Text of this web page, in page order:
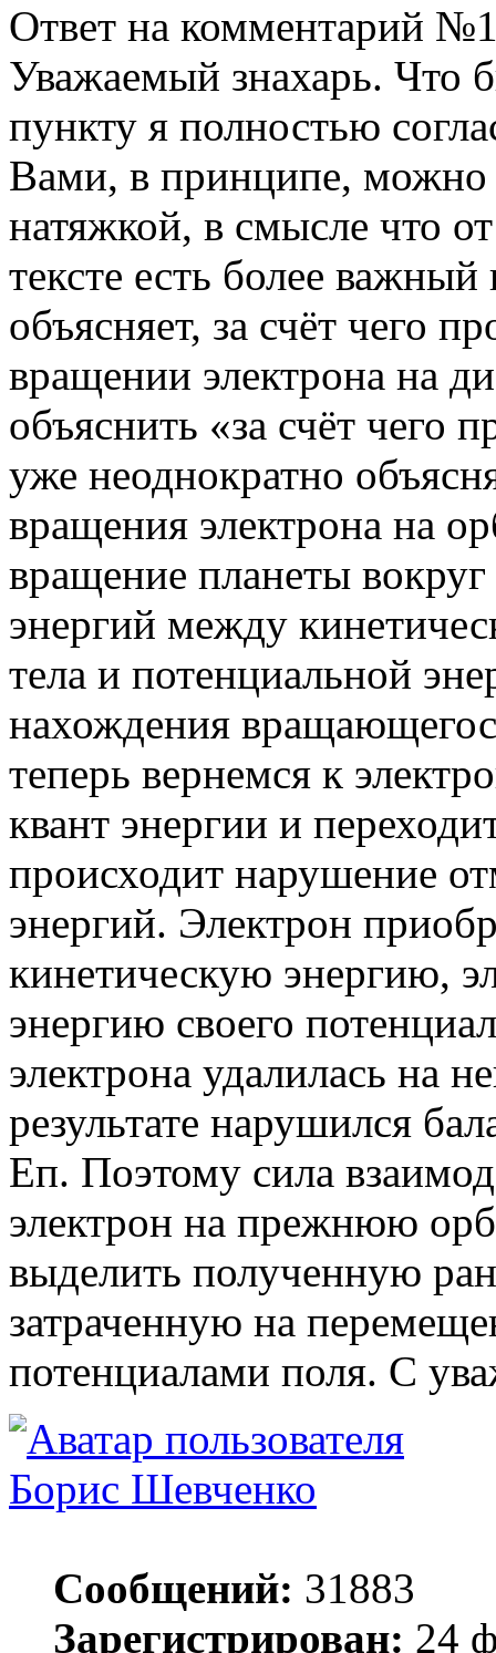
Ответ на комментарий
Уважаемый знахарь. Что
пункту я полностью
Вами, в принципе, можно
натяжкой, в смысле что
тексте есть более
объясняет, за счёт чего
вращении электрона на
объяснить «за счёт чего
уже неоднократно
вращения электрона на
вращение планеты вокруг
энергий между
тела и потенциальной
нахождения
теперь вернемся к
квант энергии и
происходит нарушение
энергий. Электрон
кинетическую энергию,
энергию своего
электрона удалилась на
результате нарушился
Еп. Поэтому сила
электрон на прежнюю
выделить полученную
затраченную на
потенциалами поля. С
Борис Шевченко
Сообщений: 31883
Зарегистрирован: 24